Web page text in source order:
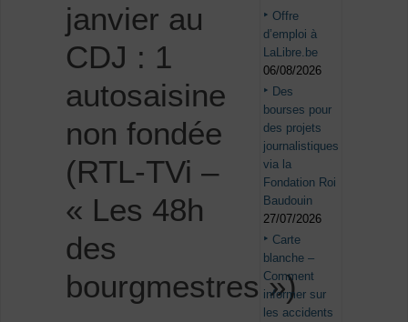
janvier au
CDJ : 1
autosaisine
non fondée
(RTL-TVi –
« Les 48h
des
bourgmestres »)
Offre
d’emploi à
LaLibre.be
06/08/2026
Des
bourses pour
des projets
journalistiques
via la
Fondation Roi
Baudouin
27/07/2026
Carte
blanche –
Comment
informer sur
les accidents